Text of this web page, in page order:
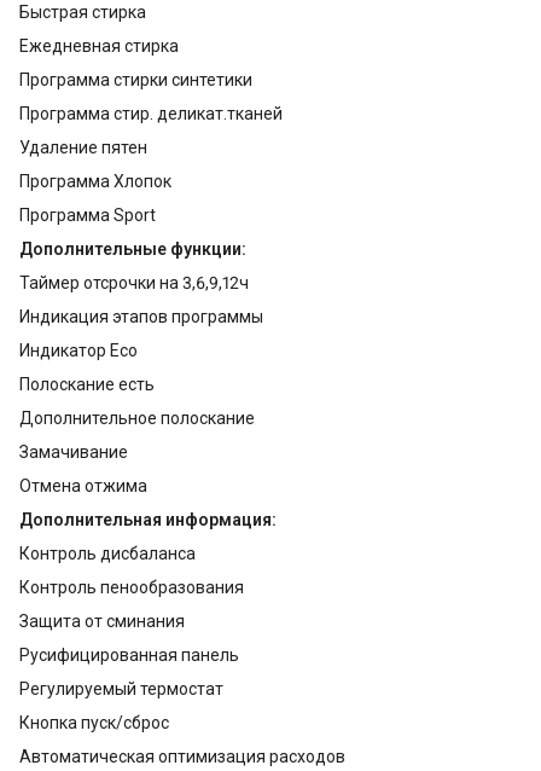
Быстрая стирка
Ежедневная стирка
Программа стирки синтетики
Программа стир. деликат.тканей
Удаление пятен
Программа Хлопок
Программа Sport
Дополнительные функции:
Таймер отсрочки на 3,6,9,12ч
Индикация этапов программы
Индикатор Eco
Полоскание есть
Дополнительное полоскание
Замачивание
Отмена отжима
Дополнительная информация:
Контроль дисбаланса
Контроль пенообразования
Защита от сминания
Русифицированная панель
Регулируемый термостат
Кнопка пуск/сброс
Автоматическая оптимизация расходов